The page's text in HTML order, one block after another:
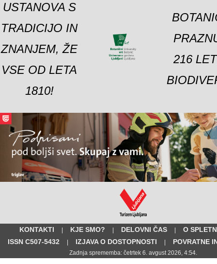
USTANOVA S
TRADICIJO IN
ZNANJEM, ŽE
VSE OD LETA
1810!
216
KONTAKTI | KJE SMO? | DELOVNI ČAS |
O
ISSN C507-5432
| IZJAVA O DOSTOPNOSTI | POVRATNE
Zadnja sprememba: četrtek 6. avgust 2026, 4:54.